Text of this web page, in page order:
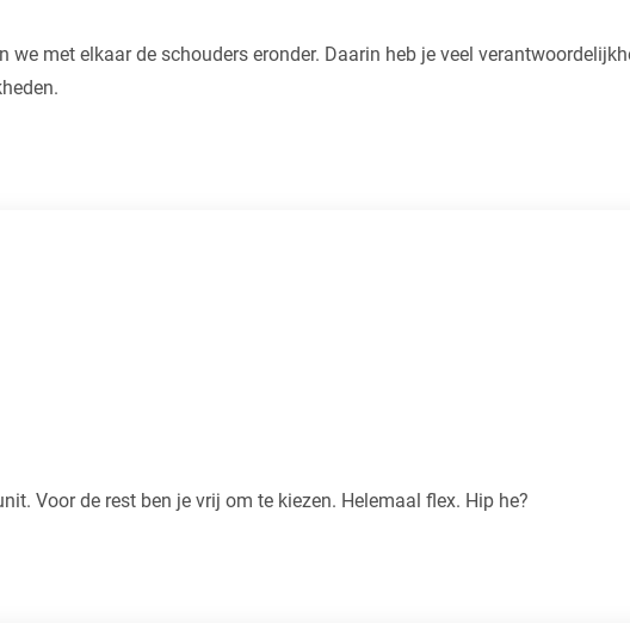
we met elkaar de schouders eronder. Daarin heb je veel
Voor de rest ben je vrij om te kiezen. Helemaal flex. Hip he?